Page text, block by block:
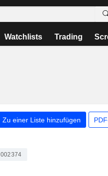
Watchlists Trading
Zu einer Liste hinzufügen
002374